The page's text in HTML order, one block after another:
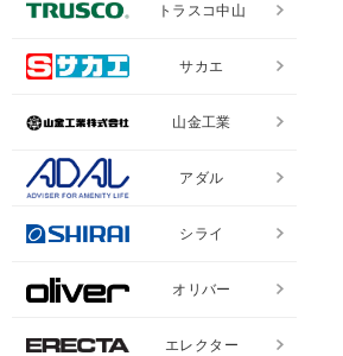
トラスコ中山
サカエ
山金工業
アダル
シライ
オリバー
エレクター